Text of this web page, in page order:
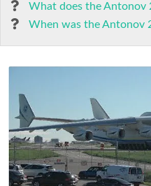
What does the Antonov
When was the Antonov